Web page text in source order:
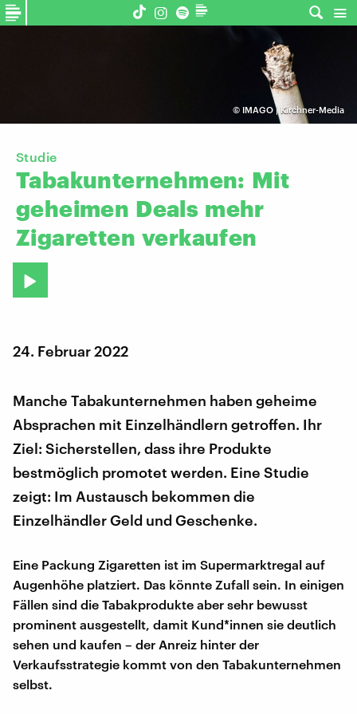
© IMAGO | Kirchner-Media
Studie
Tabakunternehmen: Mit
geheimen Deals mehr
Zigaretten verkaufen
24. Februar 2022
Manche Tabakunternehmen haben geheime
Absprachen mit Einzelhändlern getroffen. Ihr
Ziel: Sicherstellen, dass ihre Produkte
bestmöglich promotet werden. Eine Studie
zeigt: Im Austausch bekommen die
Einzelhändler Geld und Geschenke.
Eine Packung Zigaretten ist im Supermarktregal auf
Augenhöhe platziert. Das könnte Zufall sein. In einigen
Fällen sind die Tabakprodukte aber sehr bewusst
prominent ausgestellt, damit Kund*innen sie deutlich
sehen und kaufen – der Anreiz hinter der
Verkaufsstrategie kommt von den Tabakunternehmen
selbst.